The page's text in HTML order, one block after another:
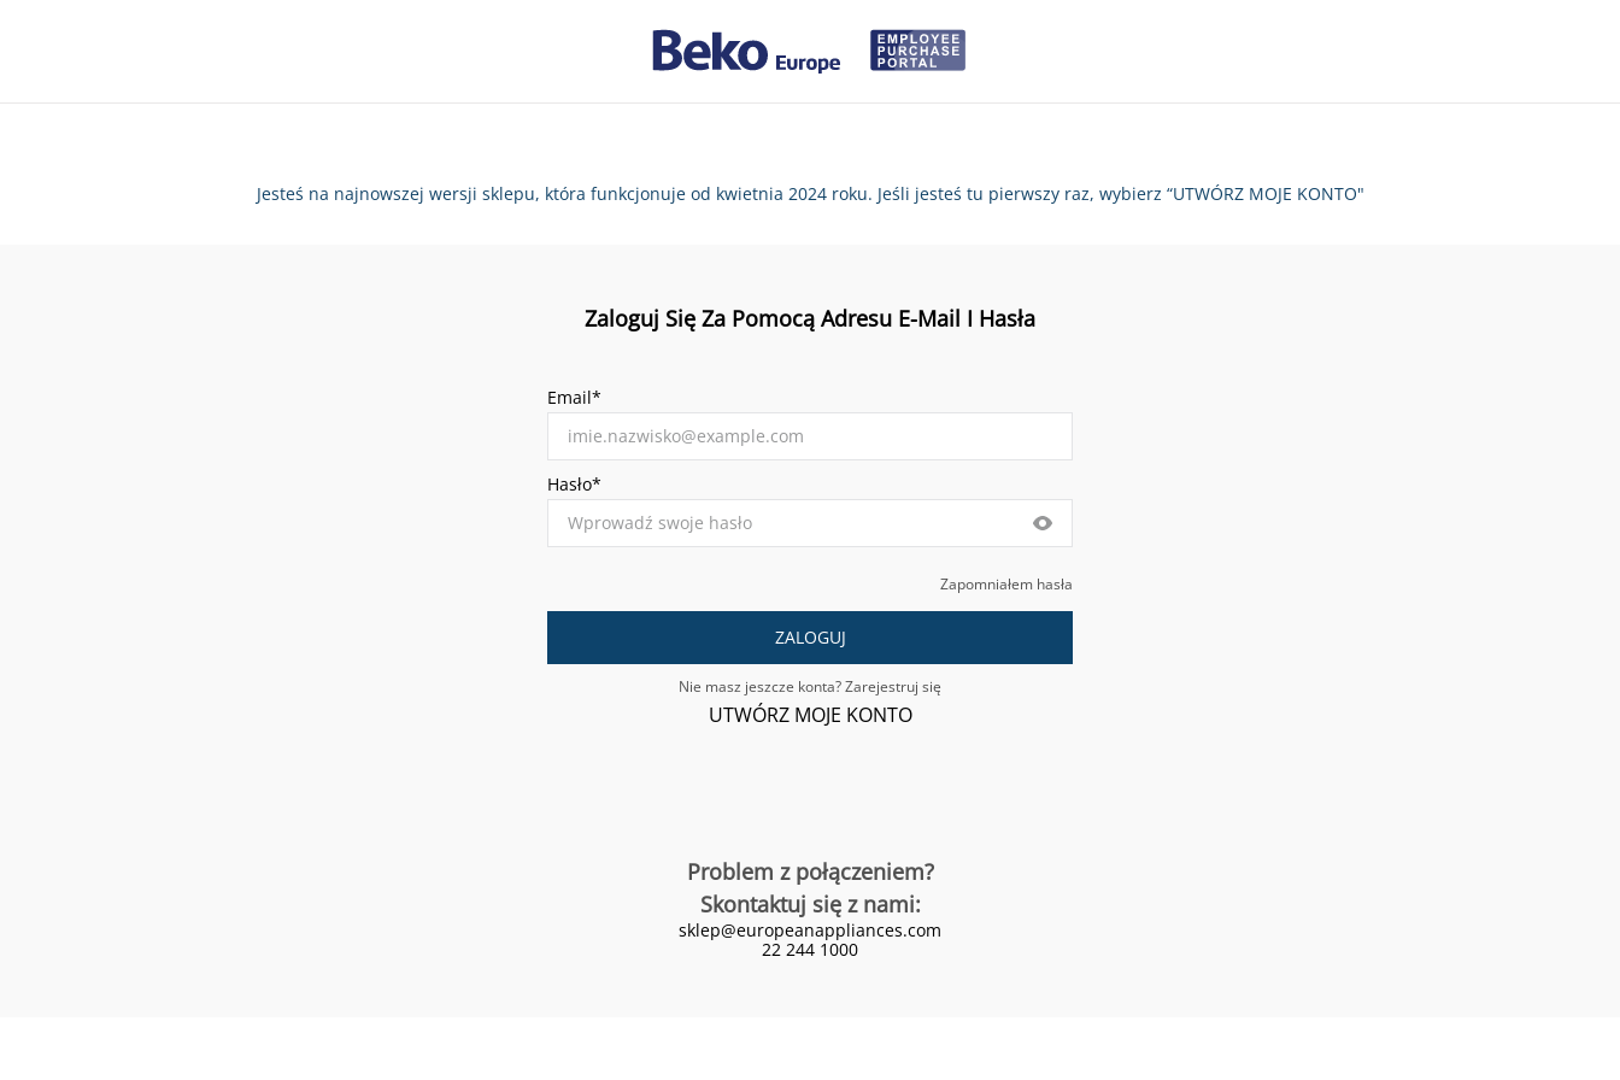
Jesteś na najnowszej wersji sklepu, która funkcjonuje od kwietnia 2024 roku. Jeśli jesteś tu pierwszy raz, wybierz “UTWÓRZ MOJE KONTO"
Zaloguj Się Za Pomocą Adresu E-Mail I Hasła
Email*
Hasło*
Zapomniałem hasła
ZALOGUJ
Nie masz jeszcze konta? Zarejestruj się
UTWÓRZ MOJE KONTO
Problem z połączeniem?
Skontaktuj się z nami:
sklep@europeanappliances.com
22 244 1000